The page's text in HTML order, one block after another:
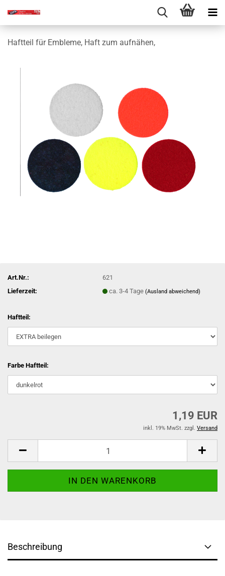
Haftteil für Embleme, Haft zum aufnähen,
Art.Nr.:
621
Lieferzeit:
ca. 3-4 Tage(Ausland abweichend)
Haftteil:
Farbe Haftteil:
1,19 EUR
inkl. 19% MwSt. zzgl. Versand
Beschreibung